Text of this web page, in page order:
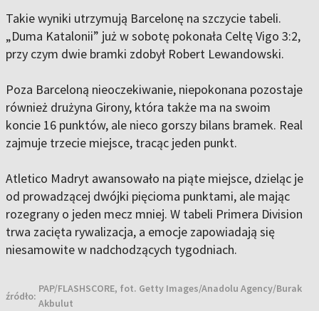
Takie wyniki utrzymują Barcelonę na szczycie tabeli.
„Duma Katalonii” już w sobotę pokonała Celtę Vigo 3:2,
przy czym dwie bramki zdobył Robert Lewandowski.
Poza Barceloną nieoczekiwanie, niepokonana pozostaje
również drużyna Girony, która także ma na swoim
koncie 16 punktów, ale nieco gorszy bilans bramek. Real
zajmuje trzecie miejsce, tracąc jeden punkt.
Atletico Madryt awansowało na piąte miejsce, dzieląc je
od prowadzącej dwójki pięcioma punktami, ale mając
rozegrany o jeden mecz mniej. W tabeli Primera Division
trwa zacięta rywalizacja, a emocje zapowiadają się
niesamowite w nadchodzących tygodniach.
źródło:
PAP/FLASHSCORE, fot. Getty Images/Anadolu Agency/Burak
Akbulut